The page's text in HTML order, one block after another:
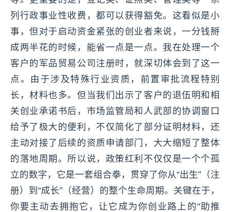
列行政事业性收费，都可以获得豁免。这看似是小
事，但对于启动资金紧张的创业者来说，一分钱掰
成两半花的时候，能省一点是一点。我在处理一个
客户的军品贸易公司注册时，就深切体会到了这一
点。由于涉及特殊行业资质，前置审批流程特别
长，材料也多。但当我们出示了客户的退伍明和相
关创业承诺书后，市场监管局和人武部的协调窗口
给予了极大的便利，不仅简化了部分证明材料，还
主动对接了后续的资质申请部门，大大缩短了整体
的落地周期。所以说，政策红利不仅仅是一个个孤
立的数字，它是一套组合拳，贯穿了你从“出生”（注
册）到“成长”（经营）的整个生命周期。关键在于，
你要主动去拥抱它，让它成为你创业路上的“助推